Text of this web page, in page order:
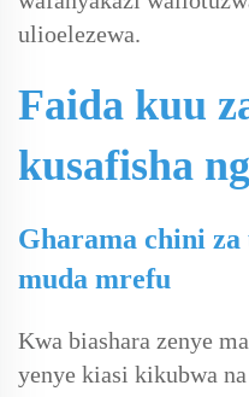
ulioelezewa.
Faida kuu
kusafisha
Gharama chini
muda mrefu
Kwa biashara zenye
yenye kiasi kikubwa